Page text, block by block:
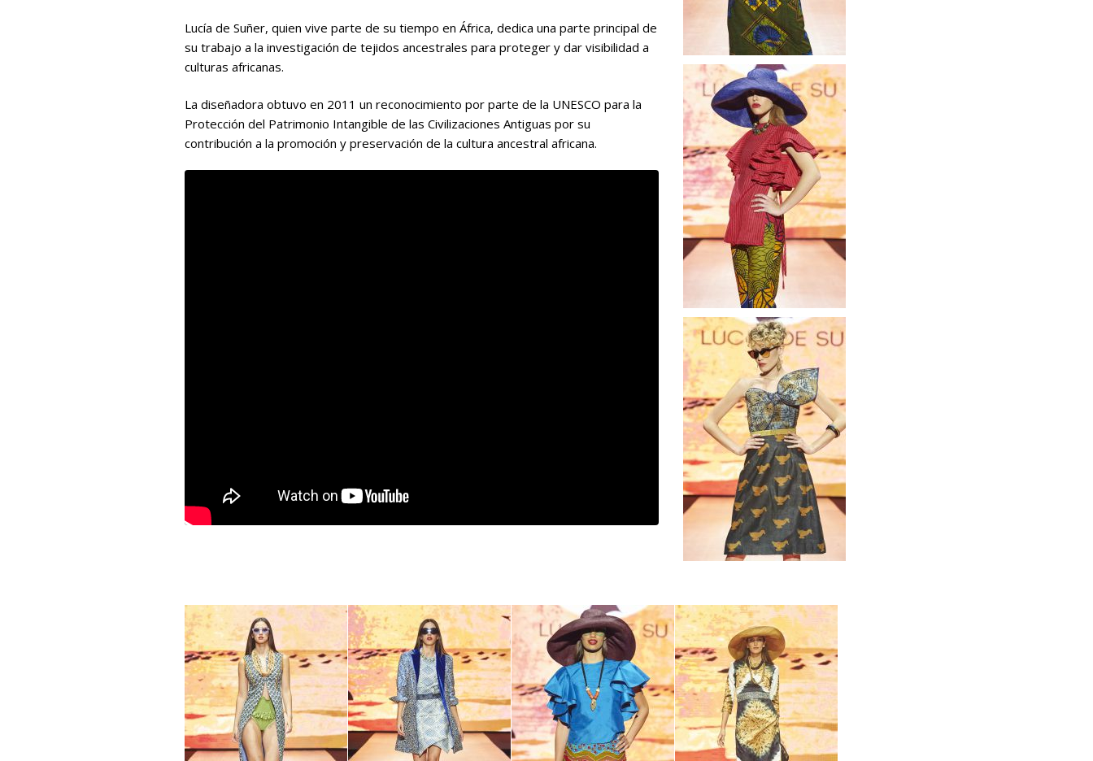
Lucía de Suñer, quien vive parte de su tiempo en África, dedica una parte principal de
su trabajo a la investigación de tejidos ancestrales para proteger y dar visibilidad a
culturas africanas.
La diseñadora obtuvo en 2011 un reconocimiento por parte de la UNESCO para la
Protección del Patrimonio Intangible de las Civilizaciones Antiguas por su
contribución a la promoción y preservación de la cultura ancestral africana.